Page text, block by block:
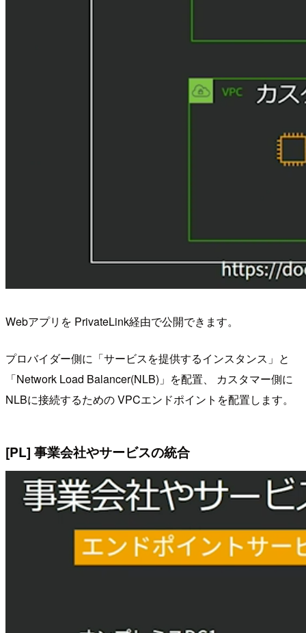
Webアプリを PrivateLink経由で公開できます。
プロバイダー側に「サービスを提供するインスタンス」と
「Network Load Balancer(NLB)」を配置、 カスタマー側に
NLBに接続するための VPCエンドポイントを配置します。
[PL] 事業会社やサービスの統合